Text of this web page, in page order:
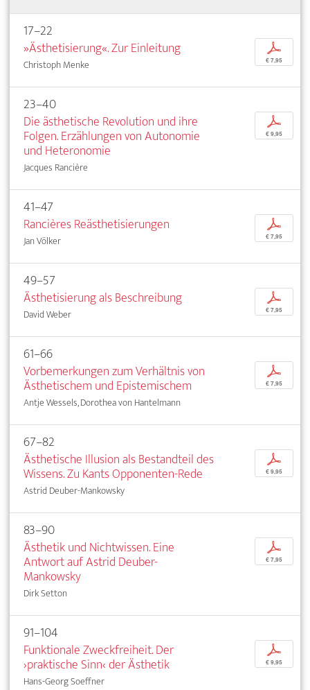
17–22
»Ästhetisierung«. Zur Einleitung
Christoph Menke
p
€ 7,95
23–40
Die ästhetische Revolution und ihre
Folgen. Erzählungen von Autonomie
und Heteronomie
Jacques Rancière
p
€ 9,95
41–47
Rancières Reästhetisierungen
Jan Völker
p
€ 7,95
49–57
Ästhetisierung als Beschreibung
David Weber
p
€ 7,95
61–66
Vorbemerkungen zum Verhältnis von
Ästhetischem und Epistemischem
Antje Wessels, Dorothea von Hantelmann
p
€ 7,95
67–82
Ästhetische Illusion als Bestandteil des
Wissens. Zu Kants Opponenten-Rede
Astrid Deuber-Mankowsky
p
€ 9,95
83–90
Ästhetik und Nichtwissen. Eine
Antwort auf Astrid Deuber-
Mankowsky
Dirk Setton
p
€ 7,95
91–104
Funktionale Zweckfreiheit. Der
›praktische Sinn‹ der Ästhetik
Hans-Georg Soeffner
p
€ 9,95